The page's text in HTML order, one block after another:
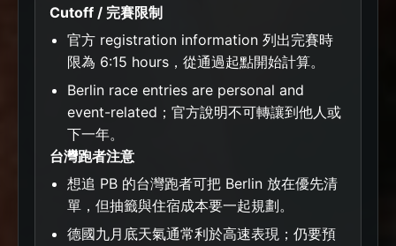
Cutoff / 完賽限制
官方 registration information 列出完賽時
限為 6:15 hours，從通過起點開始計算。
Berlin race entries are personal and
event-related；官方說明不可轉讓到他人或
下一年。
台灣跑者注意
想追 PB 的台灣跑者可把 Berlin 放在優先清
單，但抽籤與住宿成本要一起規劃。
德國九月底天氣通常利於高速表現；仍要預